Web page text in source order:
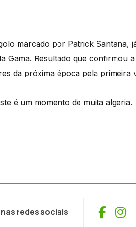
marcado por Patrick Santana,
Gama. Resultado que confirmou
da próxima época pela primeira
é um momento de muita algeria.
redes sociais